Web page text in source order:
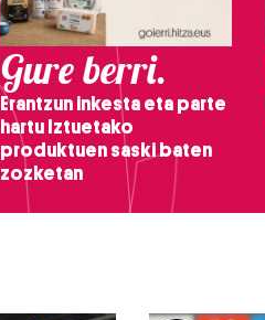
Gure berri.
Erantzun inkesta eta parte
hartu Iztuetako
produktuen saski baten
zozketan